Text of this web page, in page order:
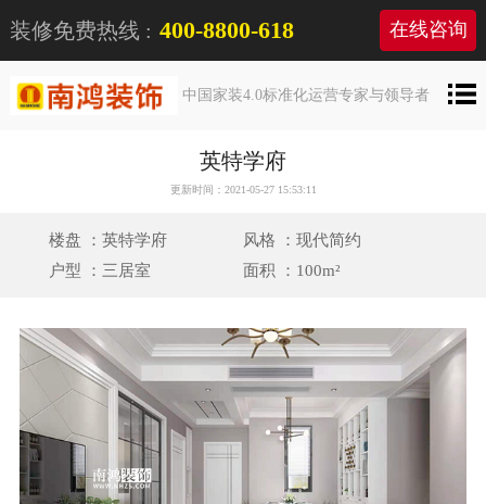
装修免费热线 : 400-8800-618 在线咨询
中国家装4.0标准化运营专家与领导者
英特学府
更新时间：2021-05-27 15:53:11
楼盘 ：英特学府
风格 ：现代简约
户型 ：三居室
面积 ：100m²